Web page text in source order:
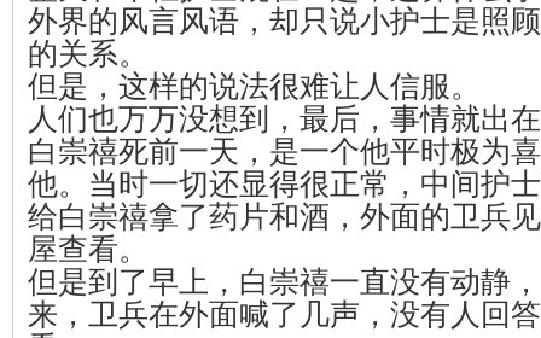
外界的风言风语，却只说小护士是照
的关系。
但是，这样的说法很难让人信服。
人们也万万没想到，最后，事情就出
白崇禧死前一天，是一个他平时极为
他。当时一切还显得很正常，中间护
给白崇禧拿了药片和酒，外面的卫兵
屋查看。
但是到了早上，白崇禧一直没有动静
来，卫兵在外面喊了几声，没有人回